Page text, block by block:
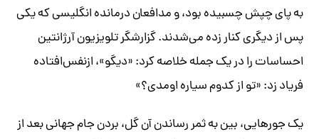
به پای چپش چسبیده بود، و مدافعان درمانده انگلیسی که یکی
پس از دیگری کنار زده می‌شدند. گزارشگر تلویزیون آرژانتین
احساسات را در یک جمله خلاصه کرد: «دیگو»، ازنفس‌افتاده
فریاد زد: «تو از کدوم سیاره اومدی؟»
یک جورهایی، بین به ثمر رساندن آن گل، بردن جام جهانی بعد از